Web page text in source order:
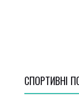
СПОРТИВНI